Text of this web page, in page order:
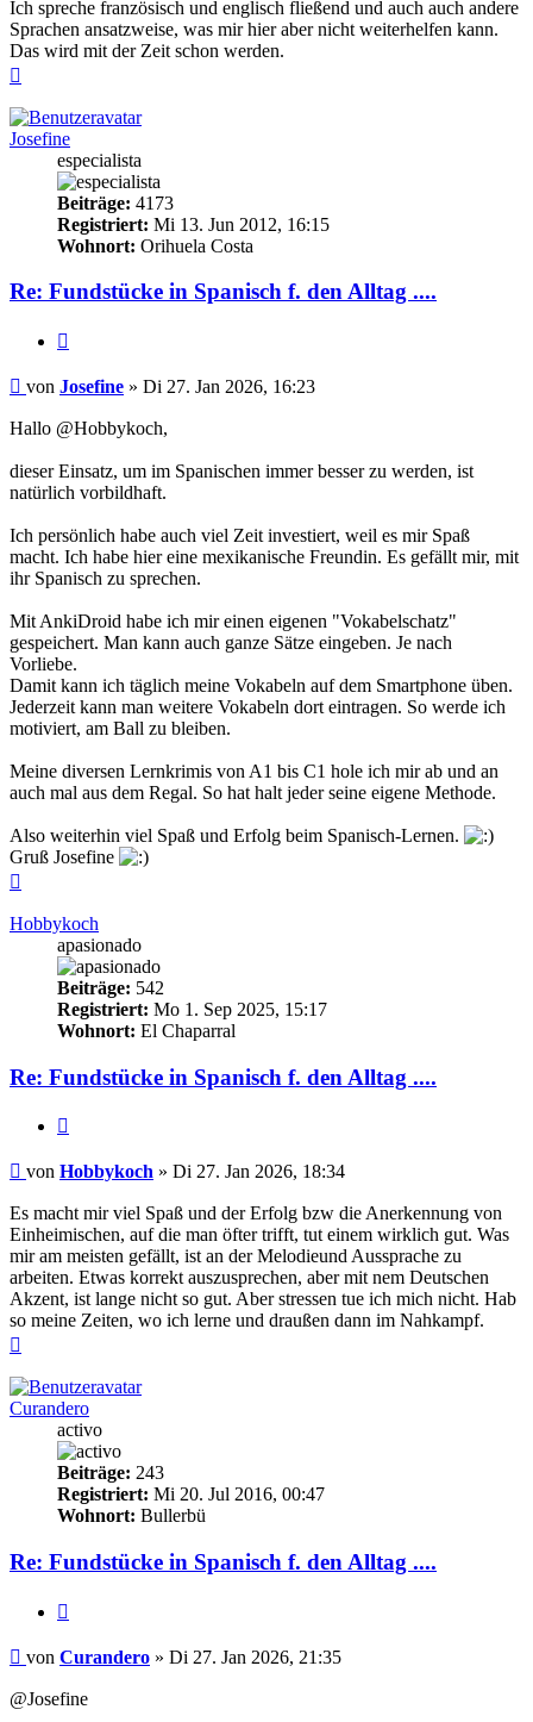
Ich spreche französisch und englisch fließend und auch auch andere
Sprachen ansatzweise, was mir hier aber nicht weiterhelfen kann.
Das wird mit der Zeit schon werden.
Josefine
especialista
Beiträge: 4173
Registriert: Mi 13. Jun 2012, 16:15
Wohnort: Orihuela Costa
Re: Fundstücke in Spanisch f. den Alltag ....
Beitrag
von Josefine » Di 27. Jan 2026, 16:23
Hallo @Hobbykoch,
dieser Einsatz, um im Spanischen immer besser zu werden, ist
natürlich vorbildhaft.
Ich persönlich habe auch viel Zeit investiert, weil es mir Spaß
macht. Ich habe hier eine mexikanische Freundin. Es gefällt mir, mit
ihr Spanisch zu sprechen.
Mit AnkiDroid habe ich mir einen eigenen "Vokabelschatz"
gespeichert. Man kann auch ganze Sätze eingeben. Je nach
Vorliebe.
Damit kann ich täglich meine Vokabeln auf dem Smartphone üben.
Jederzeit kann man weitere Vokabeln dort eintragen. So werde ich
motiviert, am Ball zu bleiben.
Meine diversen Lernkrimis von A1 bis C1 hole ich mir ab und an
auch mal aus dem Regal. So hat halt jeder seine eigene Methode.
Also weiterhin viel Spaß und Erfolg beim Spanisch-Lernen.
Gruß Josefine
Hobbykoch
apasionado
Beiträge: 542
Registriert: Mo 1. Sep 2025, 15:17
Wohnort: El Chaparral
Re: Fundstücke in Spanisch f. den Alltag ....
Beitrag
von Hobbykoch » Di 27. Jan 2026, 18:34
Es macht mir viel Spaß und der Erfolg bzw die Anerkennung von
Einheimischen, auf die man öfter trifft, tut einem wirklich gut. Was
mir am meisten gefällt, ist an der Melodieund Aussprache zu
arbeiten. Etwas korrekt auszusprechen, aber mit nem Deutschen
Akzent, ist lange nicht so gut. Aber stressen tue ich mich nicht. Hab
so meine Zeiten, wo ich lerne und draußen dann im Nahkampf.
Curandero
activo
Beiträge: 243
Registriert: Mi 20. Jul 2016, 00:47
Wohnort: Bullerbü
Re: Fundstücke in Spanisch f. den Alltag ....
Beitrag
von Curandero » Di 27. Jan 2026, 21:35
@Josefine